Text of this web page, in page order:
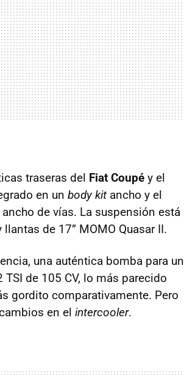
traseras del Fiat Coupé y el
en un body kit ancho y el
de vías. La suspensión está
llantas de 17” MOMO Quasar II.
una auténtica bomba para un
TSI de 105 CV, lo más parecido
gordito comparativamente. Pero
en el intercooler.